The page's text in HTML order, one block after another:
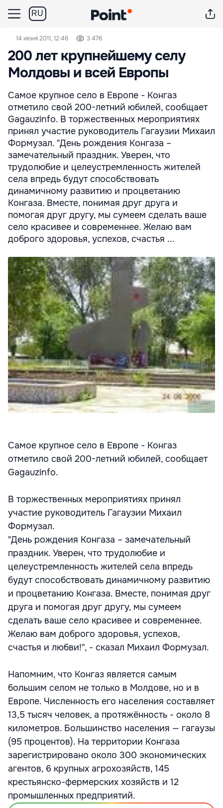
RU
14 июня 2011, 12:46 3 476
200 лет крупнейшему селу
Молдовы и всей Европы
Самое крупное село в Европе - Конгаз
отметило свой 200-летний юбилей, сообщает
Gagauzinfo. В торжественных мероприятиях
принял участие руководитель Гагаузии Михаил
Формузал. "День рождения Конгаза –
замечательный праздник. Уверен, что
трудолюбие и целеустремленность жителей
села впредь будут способствовать
динамичному развитию и процветанию
Конгаза. Вместе, понимая друг друга и
помогая друг другу, мы сумеем сделать ваше
село красивее и современнее. Желаю вам
доброго здоровья, успехов, счастья ...
Самое крупное село в Европе - Конгаз
отметило свой 200-летний юбилей, сообщает
Gagauzinfo.
В торжественных мероприятиях принял
участие руководитель Гагаузии Михаил
Формузал.
"День рождения Конгаза – замечательный
праздник. Уверен, что трудолюбие и
целеустремленность жителей села впредь
будут способствовать динамичному развитию
и процветанию Конгаза. Вместе, понимая друг
друга и помогая друг другу, мы сумеем
сделать ваше село красивее и современнее.
Желаю вам доброго здоровья, успехов,
счастья и любви!", - сказал Михаил Формузал.
Напомним, что Конгаз является самым
большим селом не только в Молдове, но и в
Европе. Численность его населения составляет
13,5 тысяч человек, а протяжённость - около 8
километров. Большинство населения — гагаузы
(95 процентов). На территории Конгаза
зарегистрировано около 300 экономических
агентов, 6 крупных агрохозяйств, 145
крестьянско-фермерских хозяйств и 12
промышленных предприятий.